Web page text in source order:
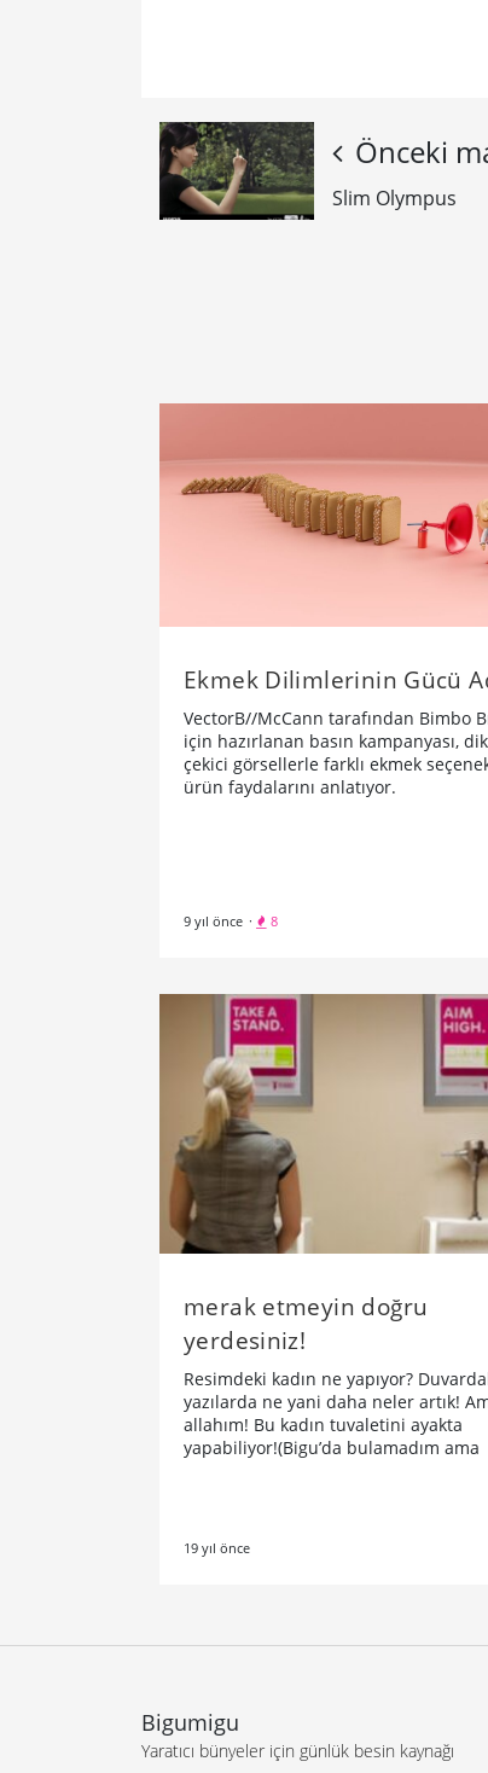
Önceki
Slim Olympus
Ekmek Dilimlerinin Gücü
VectorB//McCann tarafından Bimbo
için hazırlanan basın kampanyası,
çekici görsellerle farklı ekmek
ürün faydalarını anlatıyor.
9 yıl önce · 8
merak etmeyin doğru
yerdesiniz!
Resimdeki kadın ne yapıyor?
yazılarda ne yani daha neler artık!
allahım! Bu kadın tuvaletini ayakta
yapabiliyor!(Bigu’da bulamadım ama
19 yıl önce
Bigumigu
Yaratıcı bünyeler için günlük besin kaynağı